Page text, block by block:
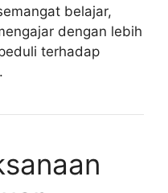
belajar,
dengan lebih
terhadap